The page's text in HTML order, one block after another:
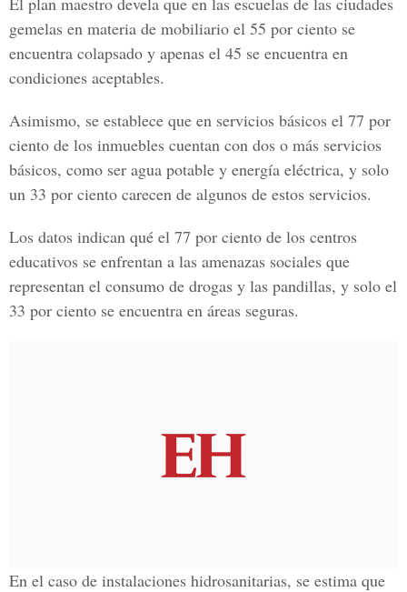
gemelas en materia de mobiliario el 55 por ciento se
encuentra colapsado y apenas el 45 se encuentra en
condiciones aceptables.
Asimismo, se establece que en servicios básicos el 77 por
ciento de los inmuebles cuentan con dos o más servicios
básicos, como ser agua potable y energía eléctrica, y solo
un 33 por ciento carecen de algunos de estos servicios.
Los datos indican qué el 77 por ciento de los centros
educativos se enfrentan a las amenazas sociales que
representan el consumo de drogas y las pandillas, y solo el
33 por ciento se encuentra en áreas seguras.
En el caso de instalaciones hidrosanitarias, se estima que